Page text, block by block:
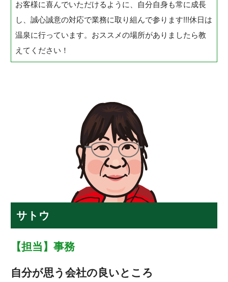
お客様に喜んでいただけるように、自分自身も常に成長
し、誠心誠意の対応で業務に取り組んで参ります!!!休日は
温泉に行っています。おススメの場所がありましたら教
えてください！
サトウ
【担当】事務
自分が思う会社の良いところ